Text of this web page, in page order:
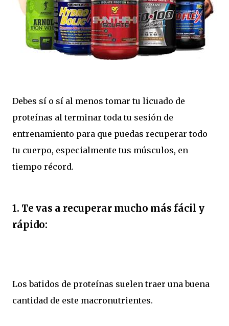
Debes sí o sí al menos tomar tu licuado de
proteínas al terminar toda tu sesión de
entrenamiento para que puedas recuperar todo
tu cuerpo, especialmente tus músculos, en
tiempo récord.
1. Te vas a recuperar mucho más fácil y
rápido:
Los batidos de proteínas suelen traer una buena
cantidad de este macronutrientes.